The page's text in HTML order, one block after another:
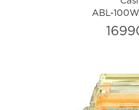
ABL-